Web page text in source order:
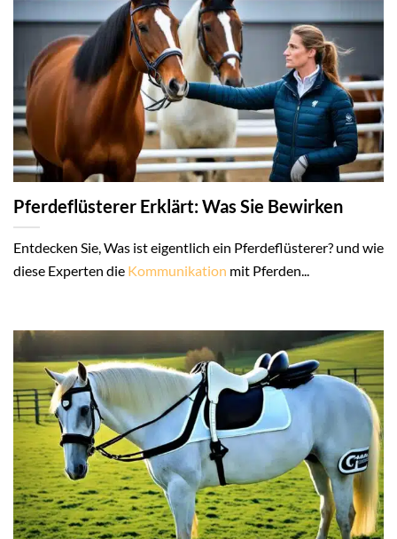
Pferdeflüsterer Erklärt: Was Sie Bewirken
Entdecken Sie, Was ist eigentlich ein Pferdeflüsterer? und wie
diese Experten die Kommunikation mit Pferden...